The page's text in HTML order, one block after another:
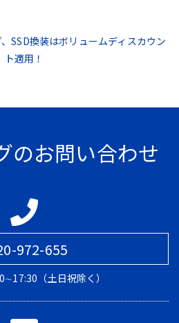
のお問い合わせ
972-655
（土日祝除く）